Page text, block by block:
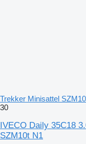
Trekker Minisattel
30
IVECO Daily 35C18
SZM10t N1